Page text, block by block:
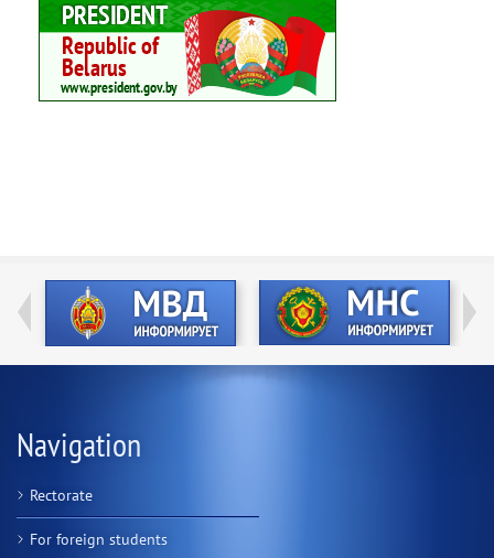
Navigation
Rectorate
For foreign students